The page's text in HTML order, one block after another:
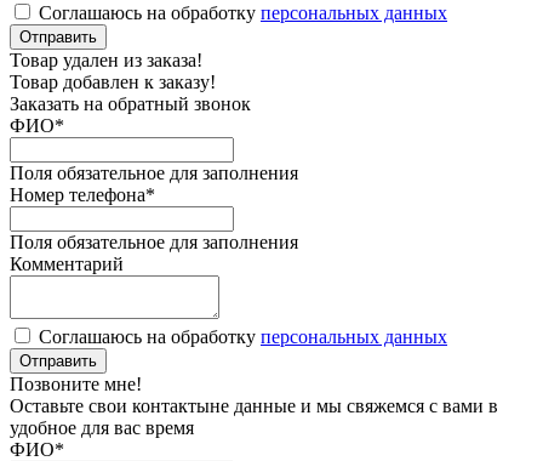
Соглашаюсь на обработку персональных данных
Отправить
Товар удален из заказа!
Товар добавлен к заказу!
Заказать на обратный звонок
ФИО*
Поля обязательное для заполнения
Номер телефона*
Поля обязательное для заполнения
Комментарий
Соглашаюсь на обработку персональных данных
Отправить
Позвоните мне!
Оставьте свои контактыне данные и мы свяжемся с вами в
удобное для вас время
ФИО*